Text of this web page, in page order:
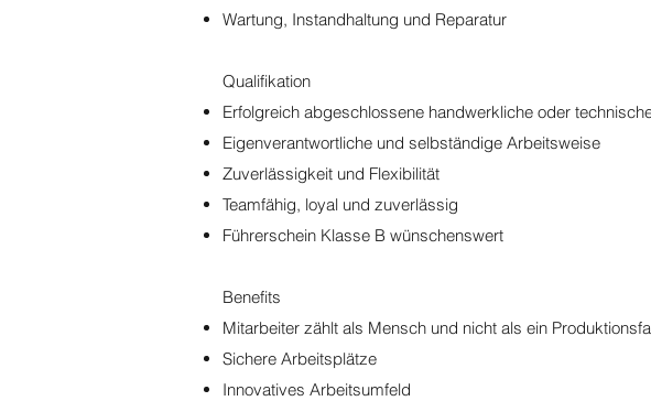
Wartung, Instandhaltung und Reparatur
Qualifikation
Erfolgreich abgeschlossene handwerkliche oder
Eigenverantwortliche und selbständige Arbeitsweise
Zuverlässigkeit und Flexibilität
Teamfähig, loyal und zuverlässig
Führerschein Klasse B wünschenswert
Benefits
Mitarbeiter zählt als Mensch und nicht als ein
Sichere Arbeitsplätze
Innovatives Arbeitsumfeld